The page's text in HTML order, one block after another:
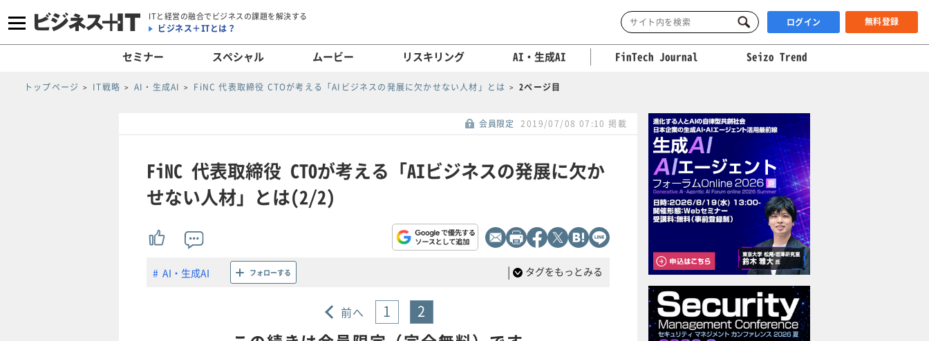
ITと経営の融合でビジネスの課題を解決する
ビジネス＋ITとは？ ログイン 無料登録
セミナー スペシャル ムービー リスキリング AI・生成AI FinTech Journal Seizo Trend
トップページ IT戦略 AI・生成AI FiNC 代表取締役 CTOが考える「AIビジネスの発展に欠かせない人材」とは 2ページ目
会員限定 2019/07/08 07:10 掲載
FiNC 代表取締役 CTOが考える「AIビジネスの発展に欠か
せない人材」とは(2/2)
AI・生成AI フォローする | タグをもっとみる
前へ 1 2